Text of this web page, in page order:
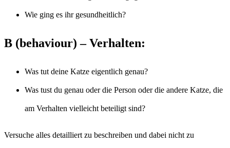
Wie ging es ihr gesundheitlich?
B (behaviour) – Verhalten:
Was tut deine Katze eigentlich genau?
Was tust du genau oder die Person oder die andere Katze, die
am Verhalten vielleicht beteiligt sind?
Versuche alles detailliert zu beschreiben und dabei nicht zu